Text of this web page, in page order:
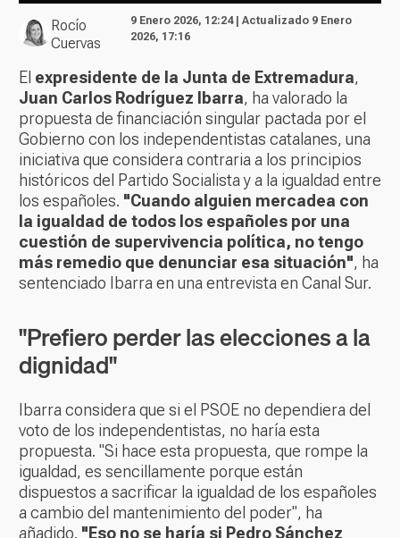
Rocío
Cuervas
9 Enero 2026, 12:24 | Actualizado 9 Enero
2026, 17:16
El expresidente de la Junta de Extremadura,
Juan Carlos Rodríguez Ibarra, ha valorado la
propuesta de financiación singular pactada por el
Gobierno con los independentistas catalanes, una
iniciativa que considera contraria a los principios
históricos del Partido Socialista y a la igualdad entre
los españoles. "Cuando alguien mercadea con
la igualdad de todos los españoles por una
cuestión de supervivencia política, no tengo
más remedio que denunciar esa situación", ha
sentenciado Ibarra en una entrevista en Canal Sur.
"Prefiero perder las elecciones a la
dignidad"
Ibarra considera que si el PSOE no dependiera del
voto de los independentistas, no haría esta
propuesta. "Si hace esta propuesta, que rompe la
igualdad, es sencillamente porque están
dispuestos a sacrificar la igualdad de los españoles
a cambio del mantenimiento del poder", ha
añadido. "Eso no se haría si Pedro Sánchez